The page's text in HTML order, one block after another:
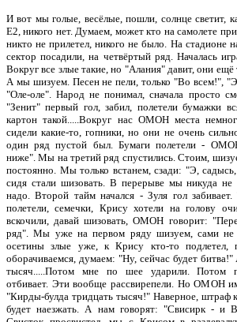
И вот мы голые, весёлые, пошли, солнце светит,
Е2, никого нет. Думаем, может кто на самолете
никто не прилетел, никого не было. На стадионе
сектор посадили, на четвёртый ряд. Началась
Вокруг все злые такие, но "Алания" давит, они ещё
А мы шизуем. Песен не пели, только "Во всем!",
"Оле-оле". Народ не понимал, сначала просто
"Зенит" первый гол, забил, полетели бумажки
картон такой.....Вокруг нас ОМОН места
сидели какие-то, гопники, но они не очень
один ряд пустой был. Бумаги полетели -
ниже". Мы на третий ряд спустились. Стоим,
постоянно. Мы только встанем, сзади: "Э,
сидя стали шизовать. В перерыве мы никуда
надо. Второй тайм начался - Зуля гол
полетели, семечки, Крису хотели на голову
вскочили, давай шизовать, ОМОН говорит:
ряд". Мы уже на первом ряду шизуем, сами не
осетины злые уже, к Крису кто-то
оборачиваемся, думаем: "Ну, сейчас будет
тысяч.....Потом мне по шее ударили. Потом
отбивает. Эти вообще рассвирепели. Но ОМОН
"Кирды-булда тридцать тысяч!" Наверное, штраф
будет наезжать. А нам говорят: "Свисирк - и